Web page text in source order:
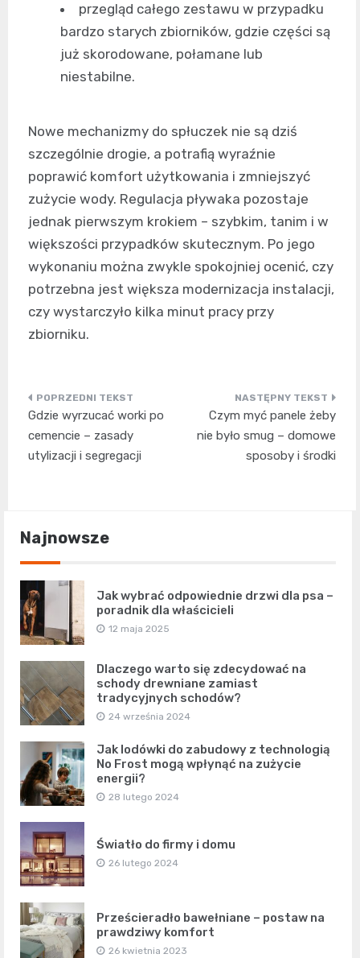
przegląd całego zestawu w przypadku
bardzo starych zbiorników, gdzie części są
już skorodowane, połamane lub
niestabilne.
Nowe mechanizmy do spłuczek nie są dziś
szczególnie drogie, a potrafią wyraźnie
poprawić komfort użytkowania i zmniejszyć
zużycie wody. Regulacja pływaka pozostaje
jednak pierwszym krokiem – szybkim, tanim i w
większości przypadków skutecznym. Po jego
wykonaniu można zwykle spokojniej ocenić, czy
potrzebna jest większa modernizacja instalacji,
czy wystarczyło kilka minut pracy przy
zbiorniku.
Nawigacja
wpisu
Gdzie wyrzucać worki po
cemencie – zasady
utylizacji i segregacji
Czym myć panele żeby
nie było smug – domowe
sposoby i środki
Najnowsze
Jak wybrać odpowiednie drzwi dla psa –
poradnik dla właścicieli
12 maja 2025
Dlaczego warto się zdecydować na
schody drewniane zamiast
tradycyjnych schodów?
24 września 2024
Jak lodówki do zabudowy z technologią
No Frost mogą wpłynąć na zużycie
energii?
28 lutego 2024
Światło do firmy i domu
26 lutego 2024
Prześcieradło bawełniane – postaw na
prawdziwy komfort
26 kwietnia 2023